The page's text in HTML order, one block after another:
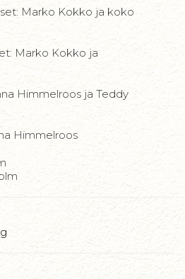
Marko Kokko ja koko
Marko Kokko ja
Himmelroos ja Teddy
Himmelroos